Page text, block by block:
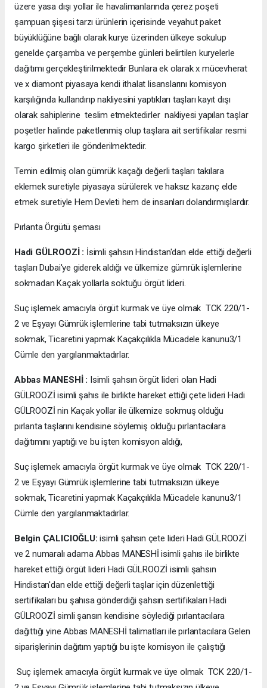
üzere yasa dışı yollar ile havalimanlarında çerez poşeti
şampuan şişesi tarzı ürünlerin içerisinde veyahut paket
büyüklüğüne bağlı olarak kurye üzerinden ülkeye sokulup
genelde çarşamba ve perşembe günleri belirtilen kuryelerle
dağıtımı gerçekleştirilmektedir Bunlara ek olarak x mücevherat
ve x diamont piyasaya kendi ithalat lisanslarını komisyon
karşılığında kullandırıp nakliyesini yaptıkları taşları kayıt dışı
olarak sahiplerine teslim etmektedirler nakliyesi yapılan taşlar
poşetler halinde paketlenmiş olup taşlara ait sertifikalar resmi
kargo şirketleri ile gönderilmektedir.
Temin edilmiş olan gümrük kaçağı değerli taşları takılara
eklemek suretiyle piyasaya sürülerek ve haksız kazanç elde
etmek suretiyle Hem Devleti hem de insanları dolandırmışlardır.
Pırlanta Örgütü şeması
Hadi GÜLROOZİ : İsimli şahsın Hindistan'dan elde ettiği değerli
taşları Dubai'ye giderek aldığı ve ülkemize gümrük işlemlerine
sokmadan Kaçak yollarla soktuğu örgüt lideri.
Suç işlemek amacıyla örgüt kurmak ve üye olmak TCK 220/1-
2 ve Eşyayı Gümrük işlemlerine tabi tutmaksızın ülkeye
sokmak, Ticaretini yapmak Kaçakçılıkla Mücadele kanunu3/1
Cümle den yargılanmaktadırlar.
Abbas MANESHİ : Isimli şahsın örgüt lideri olan Hadi
GÜLROOZİ isimli şahıs ile birlikte hareket ettiği çete lideri Hadi
GÜLROOZİ nin Kaçak yollar ile ülkemize sokmuş olduğu
pırlanta taşlarını kendisine söylemiş olduğu pırlantacılara
dağıtımını yaptığı ve bu işten komisyon aldığı,
Suç işlemek amacıyla örgüt kurmak ve üye olmak TCK 220/1-
2 ve Eşyayı Gümrük işlemlerine tabi tutmaksızın ülkeye
sokmak, Ticaretini yapmak Kaçakçılıkla Mücadele kanunu3/1
Cümle den yargılanmaktadırlar.
Belgin ÇALICIOĞLU: isimli şahsın çete lideri Hadi GÜLROOZİ
ve 2 numaralı adama Abbas MANESHİ isimli şahıs ile birlikte
hareket ettiği örgüt lideri Hadi GÜLROOZİ isimli şahsın
Hindistan'dan elde ettiği değerli taşlar için düzenlettiği
sertifikaları bu şahısa gönderdiği şahsın sertifikaları Hadi
GÜLROOZİ simli şansın kendisine söylediği pırlantacılara
dağıttığı yine Abbas MANESHİ talimatları ile pırlantacılara Gelen
siparişlerinin dağıtım yaptığı bu işte komisyon ile çalıştığı
Suç işlemek amacıyla örgüt kurmak ve üye olmak TCK 220/1-